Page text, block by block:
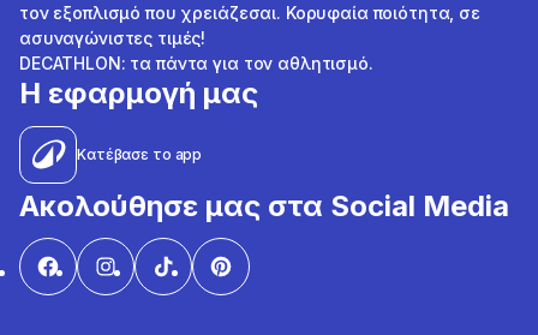
τον εξοπλισμό που χρειάζεσαι. Κορυφαία ποιότητα, σε
ασυναγώνιστες τιμές!
DECATHLON: τα πάντα για τον αθλητισμό.
Η εφαρμογή μας
Κατέβασε το app
Ακολούθησε μας στα Social Media